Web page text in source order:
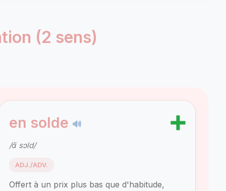
(2 sens)
en solde 🔊 ➕
/ɑ̃ sɔld/
ADJ./ADV.
Offert à un prix plus bas que d'habitude,